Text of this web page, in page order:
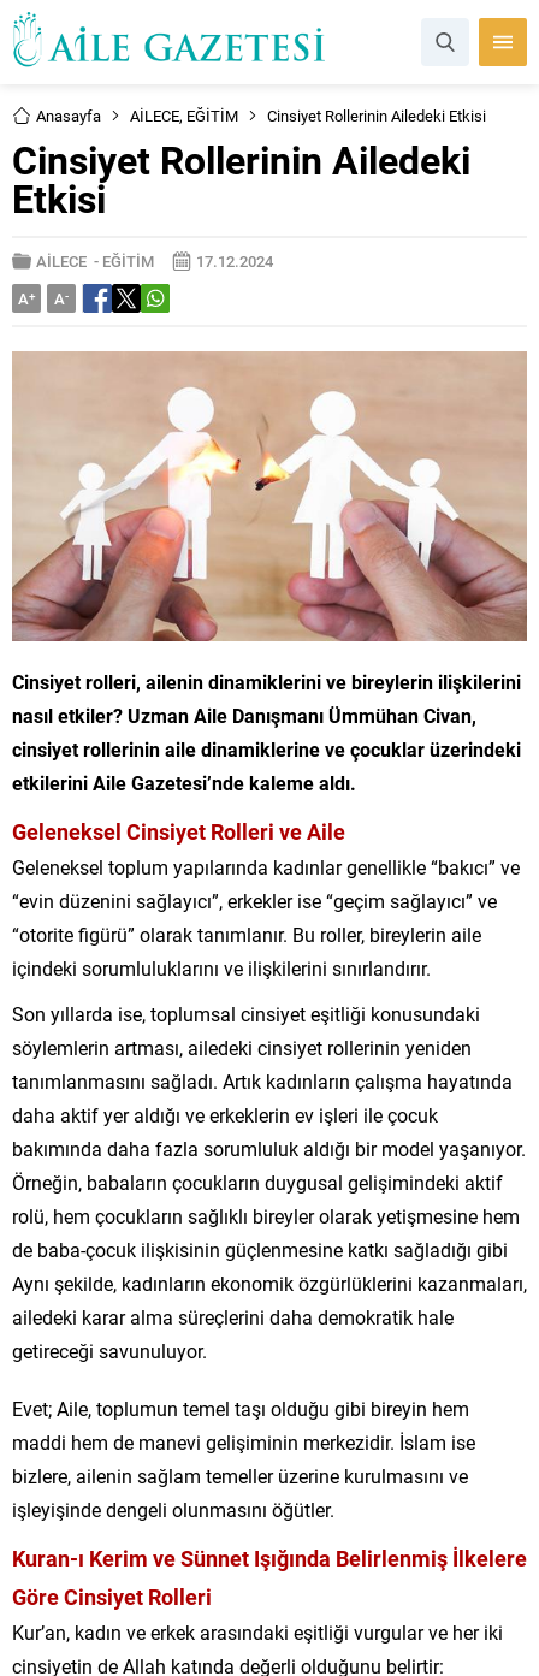
Anasayfa AİLECE, EĞİTİM Cinsiyet Rollerinin Ailedeki Etkisi
Cinsiyet Rollerinin Ailedeki
Etkisi
AİLECE - EĞİTİM
17.12.2024
A+ A-
Cinsiyet rolleri, ailenin dinamiklerini ve bireylerin ilişkilerini
nasıl etkiler? Uzman Aile Danışmanı Ümmühan Civan,
cinsiyet rollerinin aile dinamiklerine ve çocuklar üzerindeki
etkilerini Aile Gazetesi’nde kaleme aldı.
Geleneksel Cinsiyet Rolleri ve Aile
Geleneksel toplum yapılarında kadınlar genellikle “bakıcı” ve
“evin düzenini sağlayıcı”, erkekler ise “geçim sağlayıcı” ve
“otorite figürü” olarak tanımlanır. Bu roller, bireylerin aile
içindeki sorumluluklarını ve ilişkilerini sınırlandırır.
Son yıllarda ise, toplumsal cinsiyet eşitliği konusundaki
söylemlerin artması, ailedeki cinsiyet rollerinin yeniden
tanımlanmasını sağladı. Artık kadınların çalışma hayatında
daha aktif yer aldığı ve erkeklerin ev işleri ile çocuk
bakımında daha fazla sorumluluk aldığı bir model yaşanıyor.
Örneğin, babaların çocukların duygusal gelişimindeki aktif
rolü, hem çocukların sağlıklı bireyler olarak yetişmesine hem
de baba-çocuk ilişkisinin güçlenmesine katkı sağladığı gibi
Aynı şekilde, kadınların ekonomik özgürlüklerini kazanmaları,
ailedeki karar alma süreçlerini daha demokratik hale
getireceği savunuluyor.
Evet; Aile, toplumun temel taşı olduğu gibi bireyin hem
maddi hem de manevi gelişiminin merkezidir. İslam ise
bizlere, ailenin sağlam temeller üzerine kurulmasını ve
işleyişinde dengeli olunmasını öğütler.
Kuran-ı Kerim ve Sünnet Işığında Belirlenmiş İlkelere
Göre Cinsiyet Rolleri
Kur’an, kadın ve erkek arasındaki eşitliği vurgular ve her iki
cinsiyetin de Allah katında değerli olduğunu belirtir: